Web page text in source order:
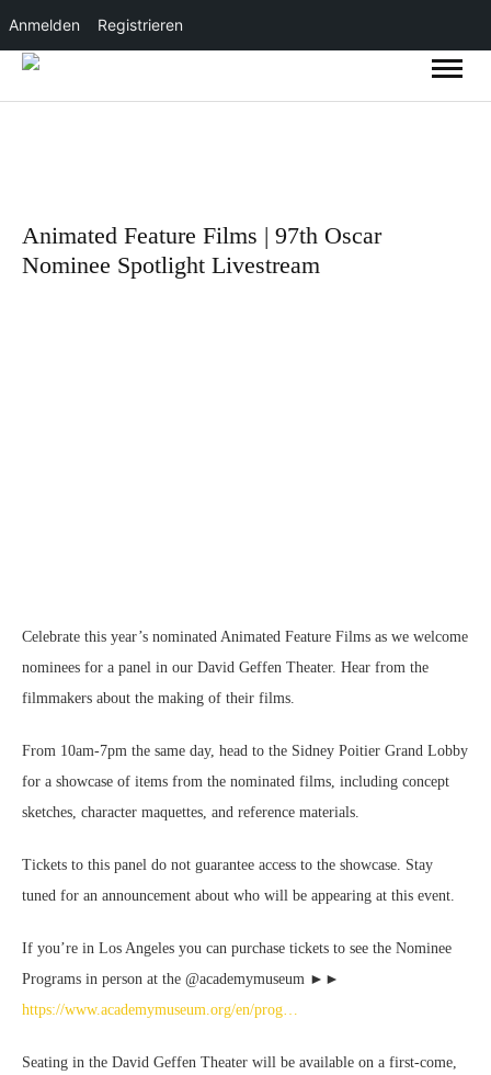
Anmelden Registrieren
Animated Feature Films | 97th Oscar
Nominee Spotlight Livestream
Celebrate this year’s nominated Animated Feature Films as we welcome
nominees for a panel in our David Geffen Theater. Hear from the
filmmakers about the making of their films.
From 10am-7pm the same day, head to the Sidney Poitier Grand Lobby
for a showcase of items from the nominated films, including concept
sketches, character maquettes, and reference materials.
Tickets to this panel do not guarantee access to the showcase. Stay
tuned for an announcement about who will be appearing at this event.
If you’re in Los Angeles you can purchase tickets to see the Nominee
Programs in person at the @academymuseum ►►
https://www.academymuseum.org/en/prog…
Seating in the David Geffen Theater will be available on a first-come,